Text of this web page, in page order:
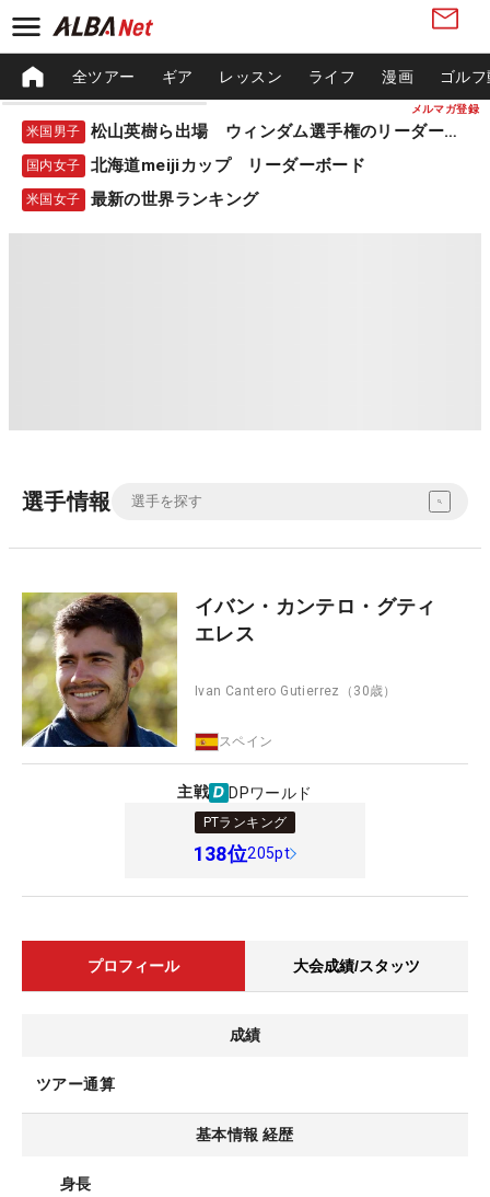
メルマガ登録
全ツアー ギア レッスン ライフ 漫画 ゴル
米国男子 松山英樹ら出場 ウィンダム選手権のリーダーボード
国内女子 北海道meijiカップ リーダーボード
米国女子 最新の世界ランキング
選手情報
イバン・カンテロ・グティ
エレス
Ivan Cantero Gutierrez （30歳）
スペイン
主戦 DPワールド
PTランキング
138位205pt
プロフィール 大会成績/スタッツ
成績
ツアー通算
基本情報 経歴
身長